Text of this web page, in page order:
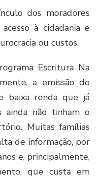
dos moradores
à cidadania e
ou custos.
Escritura Na
a emissão do
baixa renda que já
ainda não tinham o
Muitas famílias
de informação, por
e, principalmente,
que custa em